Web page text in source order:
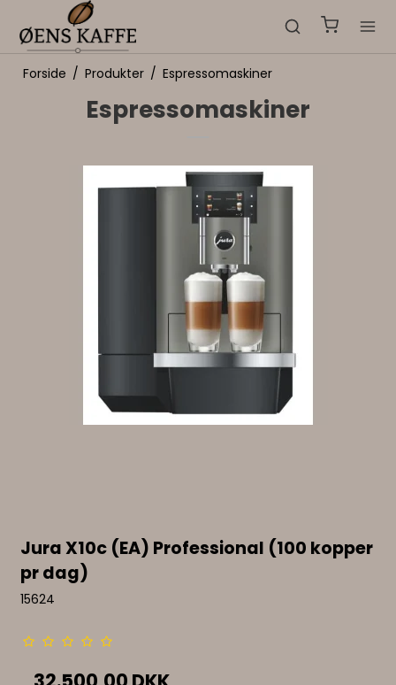
Forside / Produkter / Espressomaskiner
Espressomaskiner
Jura X10c (EA) Professional (100 kopper
pr dag)
15624